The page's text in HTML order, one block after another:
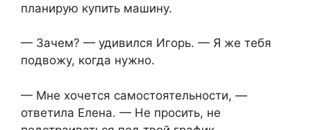
планирую купить машину.
— Зачем? — удивился Игорь. — Я же тебя
подвожу, когда нужно.
— Мне хочется самостоятельности, —
ответила Елена. — Не просить, не